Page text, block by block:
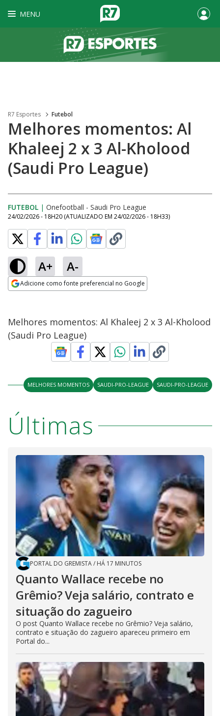
MENU
R7 Esportes Futebol
Melhores momentos: Al
Khaleej 2 x 3 Al-Kholood
(Saudi Pro League)
FUTEBOL | Onefootball - Saudi Pro League
24/02/2026 - 18H20 (ATUALIZADO EM 24/02/2026 - 18H33)
A+ A-
Adicione como fonte preferencial no Google
Melhores momentos: Al Khaleej 2 x 3 Al-Kholood
(Saudi Pro League)
MELHORES MOMENTOS SAUDI-PRO-LEAGUE SAUDI-PRO-LEAGUE
Últimas
PORTAL DO GREMISTA/ HÁ 17 MINUTOS
Quanto Wallace recebe no
Grêmio? Veja salário, contrato e
situação do zagueiro
O post Quanto Wallace recebe no Grêmio? Veja salário,
contrato e situação do zagueiro apareceu primeiro em
Portal do...